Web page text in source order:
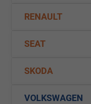
RENAULT
SEAT
SKODA
VOLKSWAGEN